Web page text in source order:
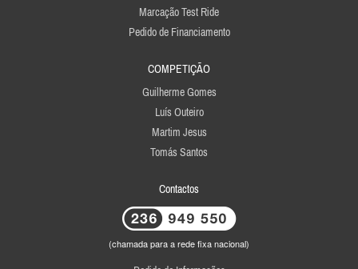
Marcação Test Ride
Pedido de Financiamento
COMPETIÇÃO
Guilherme Gomes
Luís Outeiro
Martim Jesus
Tomás Santos
Contactos
(chamada para a rede fixa nacional)